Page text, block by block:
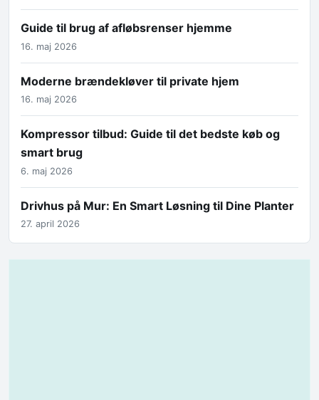
Guide til brug af afløbsrenser hjemme
16. maj 2026
Moderne brændekløver til private hjem
16. maj 2026
Kompressor tilbud: Guide til det bedste køb og
smart brug
6. maj 2026
Drivhus på Mur: En Smart Løsning til Dine Planter
27. april 2026